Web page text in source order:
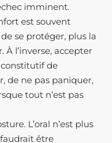
imminent.
est souvent
se protéger, plus la
l’inverse, accepter
de
de ne pas paniquer,
tout n’est pas
L’oral n’est plus
être